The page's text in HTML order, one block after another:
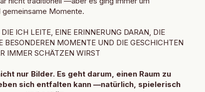
gemeinsame Momente.
ICH LEITE, EINE ERINNERUNG DARAN, DIE
BESONDEREN MOMENTE UND DIE GESCHICHTEN
IMMER SCHÄTZEN WIRST
nur Bilder. Es geht darum, einen Raum zu
sich entfalten kann —natürlich, spielerisch